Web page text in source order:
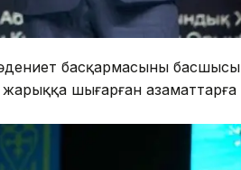
басқармасының басшысы
шығарған азаматтарға